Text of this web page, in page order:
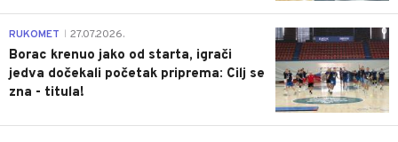
0
RUKOMET 27.07.2026.
Borac krenuo jako od starta, igrači
jedva dočekali početak priprema: Cilj se
zna - titula!